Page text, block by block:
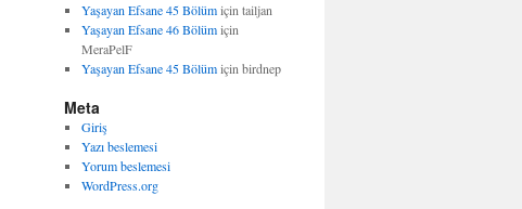
Yaşayan Efsane 45 Bölümiçin tailjan
Yaşayan Efsane 46 Bölümiçin
MeraPelF
Yaşayan Efsane 45 Bölümiçin birdnep
Meta
Giriş
Yazı beslemesi
Yorum beslemesi
WordPress.org